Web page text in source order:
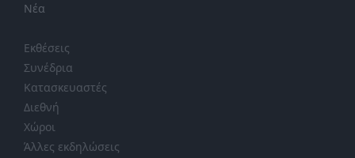
Νέα
Εκθέσεις
Συνέδρια
Κατασκευαστές
Διεθνή
Χώροι
Άλλες εκδηλώσεις